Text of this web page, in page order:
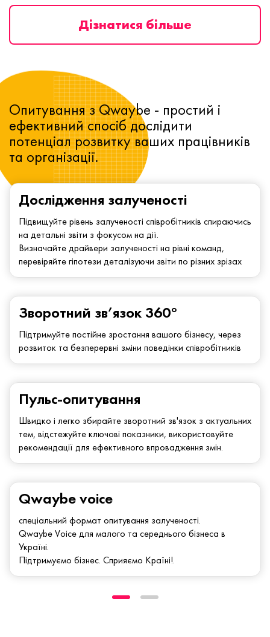
Дізнатися більше
Дослідження залученості
Підвищуйте рівень залученості співробітників спираючись
на детальні звіти з фокусом на дії.
Визначайте драйвери залученості на рівні команд,
перевіряйте гіпотези деталізуючи звіти по різних зрізах
Зворотний зв’язок 360°
Підтримуйте постійне зростання вашого бізнесу, через
розвиток та безперервні зміни поведінки співробітників
Опитування з Qwaybe - простий і
ефективний спосіб дослідити
потенціал розвитку ваших працівників
та організації.
Qwaybe voice
спеціальний формат опитування залученості.
Qwaybe Voice для малого та середнього бізнеса в
Україні.
Підтримуємо бізнес. Сприяємо Країні!.
Пульс-опитування
Швидко і легко збирайте зворотний зв'язок з актуальних
тем, відстежуйте ключові показники, використовуйте
рекомендації для ефективного впровадження змін.